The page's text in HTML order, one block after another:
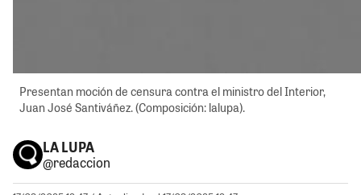
Presentan moción de censura contra el ministro del Interior,
Juan José Santiváñez. (Composición: lalupa).
LA LUPA
@redaccion